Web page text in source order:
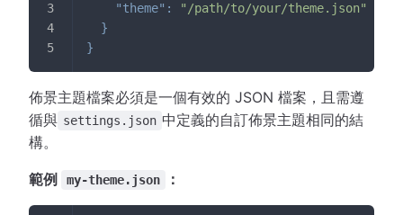
"theme" :
"/path/to/your/theme.json"
}
}
佈景主題檔案必須是一個有效的 JSON 檔案，且需遵
循與 settings.json 中定義的自訂佈景主題相同的結
構。
範例 my-theme.json ：